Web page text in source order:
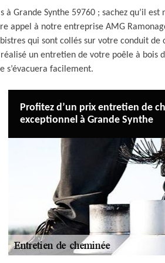
Grande Synthe 59760 ; sachez qu’il est
appel à notre entreprise AMG
qui sont collés sur votre conduit de
un entretien de votre poêle à bois
s’évacuera facilement.
Profitez d’un prix entretien de
exceptionnel à Grande Synthe